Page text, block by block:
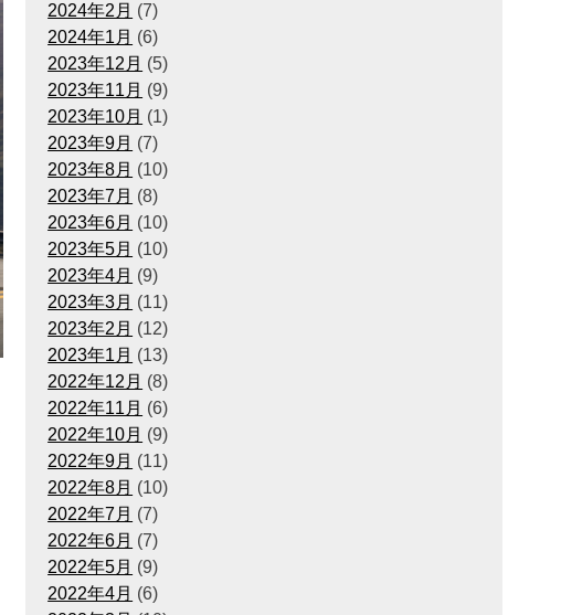
2024年2月 (7)
2024年1月 (6)
2023年12月 (5)
2023年11月 (9)
2023年10月 (1)
2023年9月 (7)
2023年8月 (10)
2023年7月 (8)
2023年6月 (10)
2023年5月 (10)
2023年4月 (9)
2023年3月 (11)
2023年2月 (12)
2023年1月 (13)
2022年12月 (8)
2022年11月 (6)
2022年10月 (9)
2022年9月 (11)
2022年8月 (10)
2022年7月 (7)
2022年6月 (7)
2022年5月 (9)
2022年4月 (6)